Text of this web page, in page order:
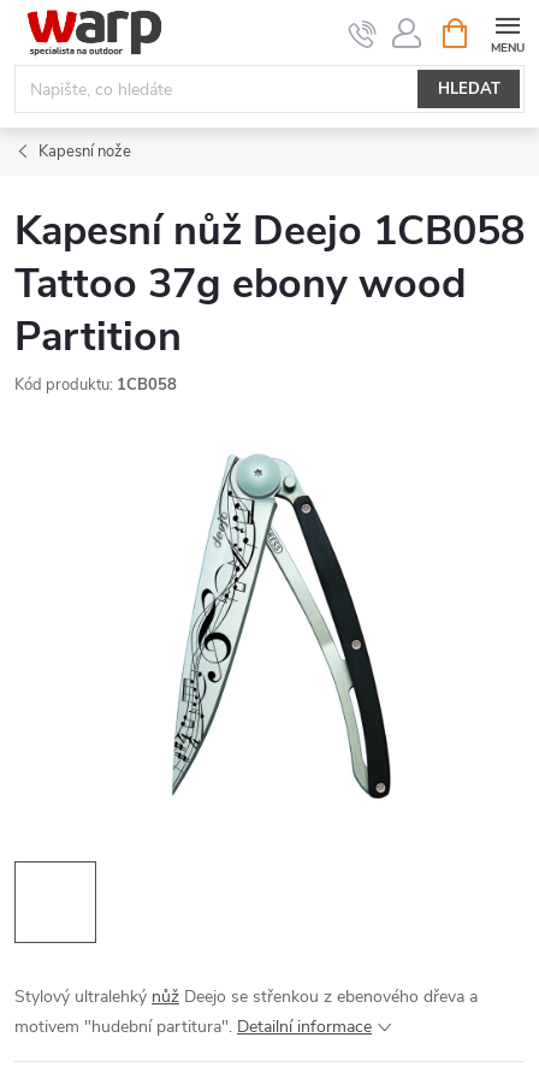
Přejít
obsah
HLEDAT
NÁKUPNÍ
KOŠÍK
Kapesní nože
Kapesní nůž Deejo 1CB058
Tattoo 37g ebony wood
Partition
Kód produktu: 1CB058
Stylový ultralehký nůž Deejo se střenkou z ebenového dřeva a
motivem "hudební partitura". Detailní informace